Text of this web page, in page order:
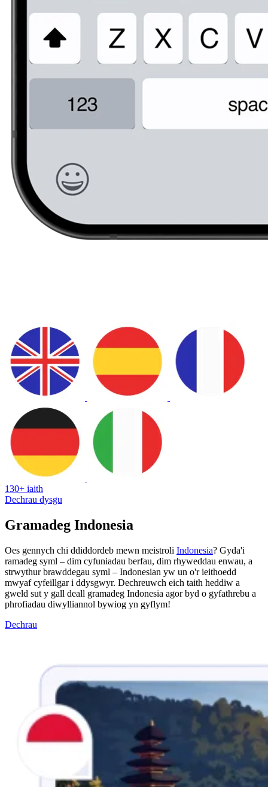
130+ iaith
Dechrau dysgu
Gramadeg Indonesia
Oes gennych chi ddiddordeb mewn meistroli Indonesia? Gyda'i
ramadeg syml – dim cyfuniadau berfau, dim rhyweddau enwau, a
strwythur brawddegau syml – Indonesian yw un o'r ieithoedd
mwyaf cyfeillgar i ddysgwyr. Dechreuwch eich taith heddiw a
gweld sut y gall deall gramadeg Indonesia agor byd o gyfathrebu a
phrofiadau diwylliannol bywiog yn gyflym!
Dechrau